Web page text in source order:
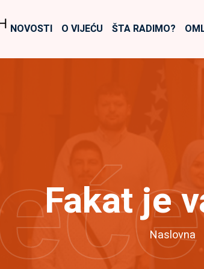
NOVOSTI O VIJEĆU ŠTA RADIMO?
Fakat je
Naslovna